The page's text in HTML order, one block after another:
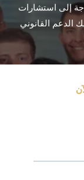
إلى استشارات
الدعم القانوني